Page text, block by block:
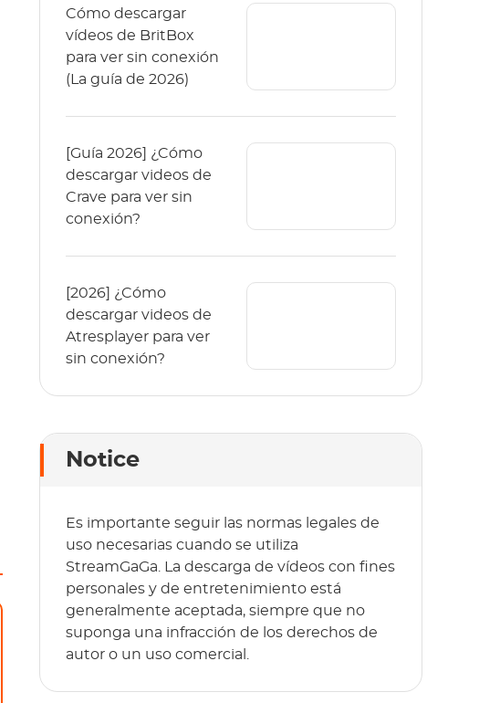
Cómo descargar
vídeos de BritBox
para ver sin conexión
(La guía de 2026)
[Guía 2026] ¿Cómo
descargar videos de
Crave para ver sin
conexión?
[2026] ¿Cómo
descargar videos de
Atresplayer para ver
sin conexión?
Notice
Es importante seguir las normas legales de
uso necesarias cuando se utiliza
StreamGaGa. La descarga de vídeos con fines
personales y de entretenimiento está
generalmente aceptada, siempre que no
suponga una infracción de los derechos de
autor o un uso comercial.